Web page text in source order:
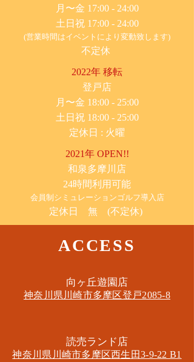
月〜金 17:00 - 24:00
土日祝 17:00 - 24:00
(営業時間はイベントにより変動致します)
不定休
2022年 移転
​登戸店
月〜金 18:00 - 25:00
土日祝 18:00 - 25:00
​定休日 : 火曜
2021年 OPEN!!
​和泉多摩川店
24時間利用可能
​会員制シミュレーションゴルフ導入店
定休日 無 (不定休)
ACCESS
​向ヶ丘遊園店
神奈川県川崎市多摩区​登戸2085-8
​読売ランド店
神奈川県川崎市多摩区​西生田3-9-22 B1